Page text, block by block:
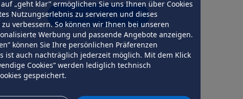
„geht klar” ermöglichen Sie uns Ihnen über Cookies
Nutzungserlebnis zu servieren und dieses
verbessern. So können wir Ihnen bei unseren
Werbung und passende Angebote anzeigen.
können Sie Ihre persönlichen Präferenzen
ist auch nachträglich jederzeit möglich. Mit dem Klick
Cookies” werden lediglich technisch
gespeichert.
erneut versuchen